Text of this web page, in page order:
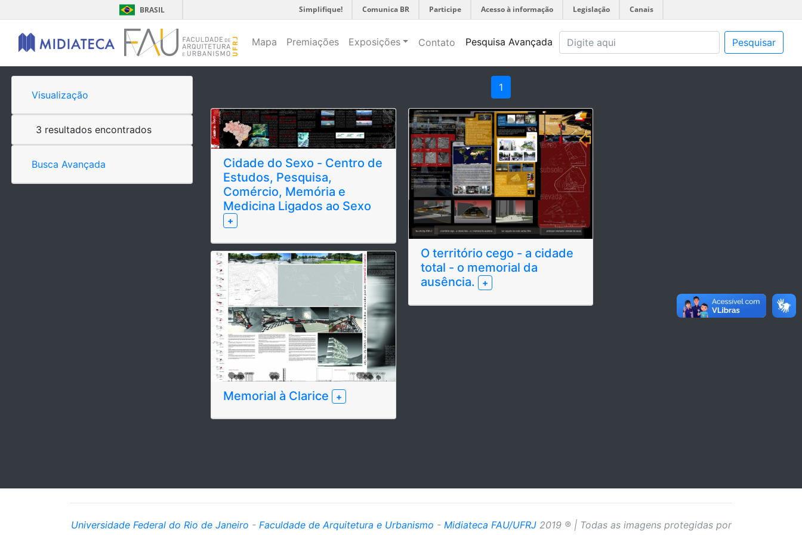
BRASIL Simplifique! Comunica BR Participe Acesso à informação Legislação Canais
Mapa Premiações Exposições Contato Pesquisa Avançada Pesquisar
Visualização
3 resultados encontrados
Busca Avançada
1
Cidade do Sexo - Centro de
Estudos, Pesquisa,
Comércio, Memória e
Medicina Ligados ao Sexo
+
Memorial à Clarice +
O território cego - a cidade
total - o memorial da
ausência.
+
Universidade Federal do Rio de Janeiro - Faculdade de Arquitetura e Urbanismo - Midiateca FAU/UFRJ2019 ® | Todas as imagens protegidas por